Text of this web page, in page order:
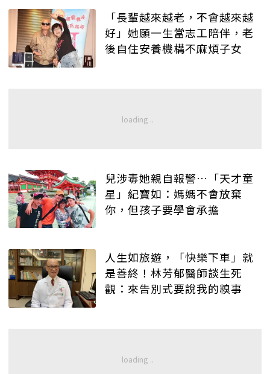
「長輩越來越老，不會越來越
好」她願一生當志工陪伴，老
後自住安養機構不麻煩子女
兒涉毒她親自報警…「天才童
星」紀寶如：媽媽不會放棄
你，但孩子要學會承擔
人生如旅遊，「快樂下車」就
是善終！林芳郁醫師談生死
觀：來告別式要說我的糗事